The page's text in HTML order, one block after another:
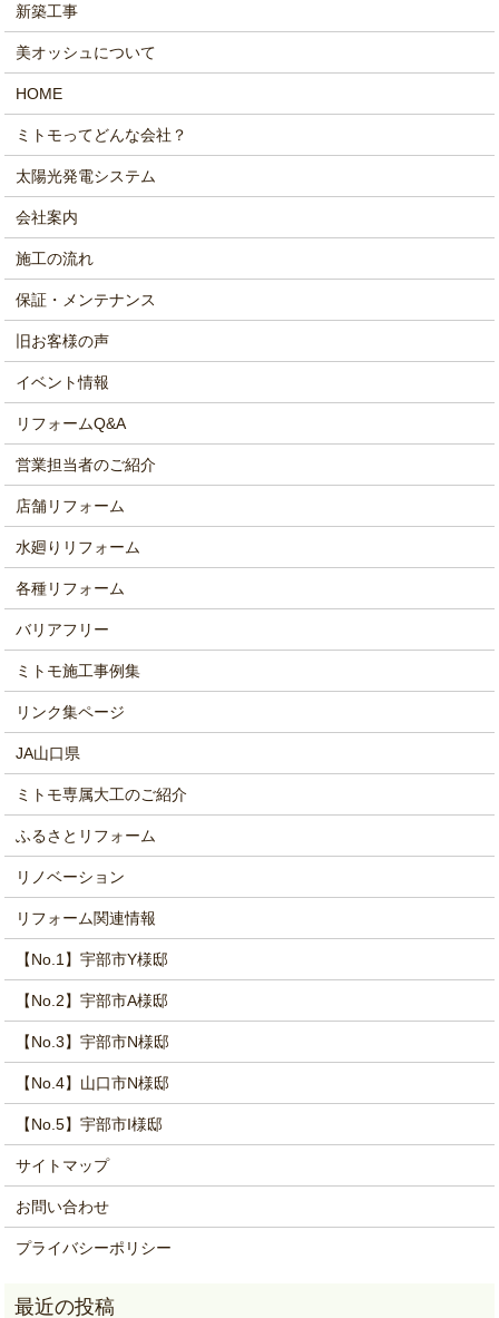
新築工事
美オッシュについて
HOME
ミトモってどんな会社？
太陽光発電システム
会社案内
施工の流れ
保証・メンテナンス
旧お客様の声
イベント情報
リフォームQ&A
営業担当者のご紹介
店舗リフォーム
水廻りリフォーム
各種リフォーム
バリアフリー
ミトモ施工事例集
リンク集ページ
JA山口県
ミトモ専属大工のご紹介
ふるさとリフォーム
リノベーション
リフォーム関連情報
【No.1】宇部市Y様邸
【No.2】宇部市A様邸
【No.3】宇部市N様邸
【No.4】山口市N様邸
【No.5】宇部市I様邸
サイトマップ
お問い合わせ
プライバシーポリシー